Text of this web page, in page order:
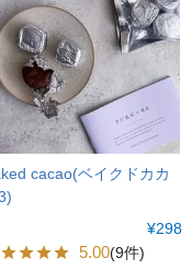
cacao(ベイクドカカ
¥298
5.00(9件)